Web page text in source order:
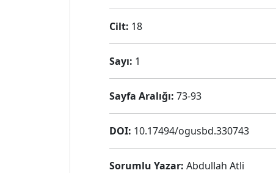
Cilt: 18
Sayı: 1
Sayfa Aralığı: 73-93
DOI: 10.17494/ogusbd.330743
Sorumlu Yazar: Abdullah Atli